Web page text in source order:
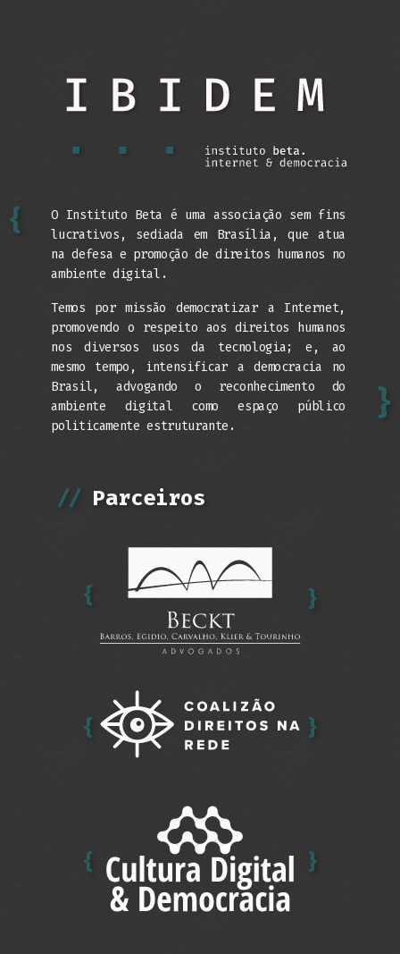
{
O Instituto Beta é uma associação sem fins
lucrativos, sediada em Brasília, que atua
na defesa e promoção de direitos humanos no
ambiente digital.
Temos por missão democratizar a Internet,
promovendo o respeito aos direitos humanos
nos diversos usos da tecnologia; e, ao
mesmo tempo, intensificar a democracia no
Brasil, advogando o reconhecimento do
ambiente digital como espaço público
politicamente estruturante.
}
//Parceiros
{ }
{ }
{ }